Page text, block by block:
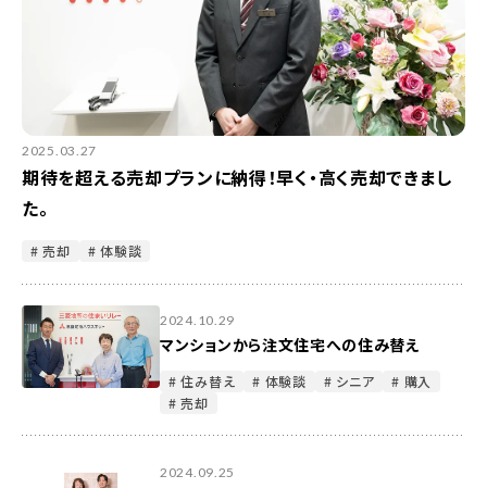
2025.03.27
期待を超える売却プランに納得！早く・高く売却できまし
た。
# 売却 # 体験談
2024.10.29
マンションから注文住宅への住み替え
# 住み替え # 体験談 # シニア
# 購入
# 売却
2024.09.25